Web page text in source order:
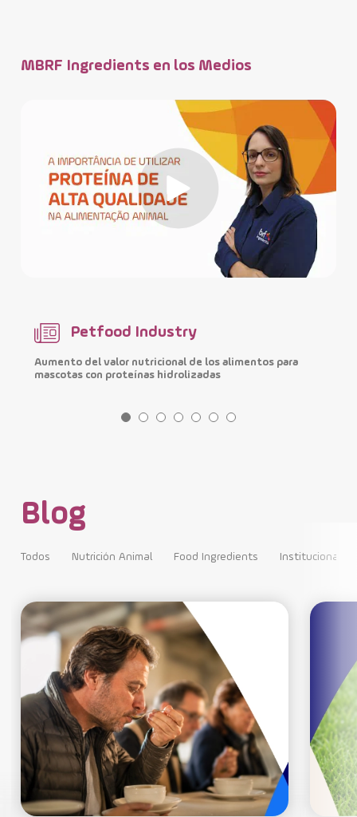
MBRF Ingredients en los Medios
Petfood Industry
Aumento del valor nutricional de los alimentos para
mascotas con proteínas hidrolizadas
Blog
Todos Nutrición Animal Food Ingredients Institucional